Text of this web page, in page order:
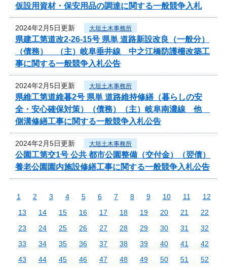
仮設用資材・保安用品の調達に関する一般競争入札
2024年2月5日更新 大垣土木事務所
県建工第道改2-26-15号 県単 道路新設改良（一般分）
（債務） （主）岐阜垂井線 中之江橋防護柵改築工
事に関する一般競争入札公告
2024年2月5日更新 大垣土木事務所
県維工第道維暮2号 県単 道路維持修繕（暮らしの安
全・安心確保対策）（債務）（主）岐阜南濃線 他
側溝修繕工事に関する一般競争入札公告
2024年2月5日更新 大垣土木事務所
公園工第交1号 公共 都市公園整備（交付金）（翌債）
養老公園園内施設修繕工事に関する一般競争入札公告
1 2 3 4 5 6 7 8 9 10 11
12
13
14 15 16 17 18 19 20 21
22
23
24 25 26 27 28 29 30 31
32
33
34 35 36 37 38 39 40 41
42
43
44 45 46 47 48 49 50 51
52